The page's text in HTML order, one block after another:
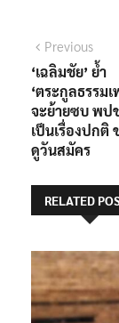
แนะแนว
เรื่อง
Previous
post:
‘เฉลิมชัย’ ย้ำ
‘ตระกูลธรรมเ
จะย้ายซบ พป
เป็นเรื่องปกติ
ดูวันสมัคร
RELATED